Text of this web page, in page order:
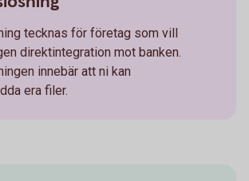
tecknas för företag som vill
direktintegration mot banken.
innebär att ni kan
era filer.